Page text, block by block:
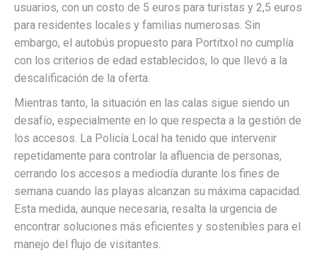
usuarios, con un costo de 5 euros para turistas y 2,5 euros
para residentes locales y familias numerosas. Sin
embargo, el autobús propuesto para Portitxol no cumplía
con los criterios de edad establecidos, lo que llevó a la
descalificación de la oferta.
Mientras tanto, la situación en las calas sigue siendo un
desafío, especialmente en lo que respecta a la gestión de
los accesos. La Policía Local ha tenido que intervenir
repetidamente para controlar la afluencia de personas,
cerrando los accesos a mediodía durante los fines de
semana cuando las playas alcanzan su máxima capacidad.
Esta medida, aunque necesaria, resalta la urgencia de
encontrar soluciones más eficientes y sostenibles para el
manejo del flujo de visitantes.